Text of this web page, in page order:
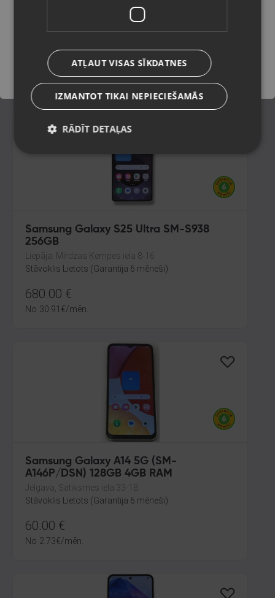
Stāvoklis Lietots (Garantija 6 mēneši)
60.00
2.73€/mēn.
Samsung Galaxy S25 Ultra SM-S938
256GB
Liepāja, Mirdzas Ķempes iela 8-16
Stāvoklis Lietots (Garantija 6 mēneši)
680.00 €
No 30.91 €/mēn.
Samsung Galaxy A14 5G (SM-
A146P/DSN) 128GB 4GB RAM
Jelgava, Satiksmes iela 33-1B
Stāvoklis Lietots (Garantija 6 mēneši)
60.00 €
No 2.73€/mēn.
Saglabāt
ATĻAUT VISAS SĪKDATNES
IZMANTOT TIKAI NEPIECIEŠAMĀS
RĀDĪT DETAĻAS